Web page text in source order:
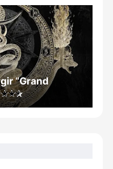
“Grand